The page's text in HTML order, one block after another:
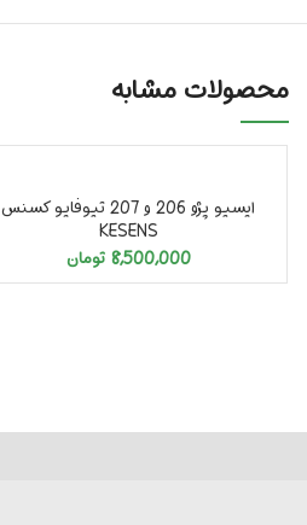
محصولات مشابه
تمام شد
ایسیو پژو 206 و 207 تیوفایو کسنس
KESENS
8,500,000 تومان